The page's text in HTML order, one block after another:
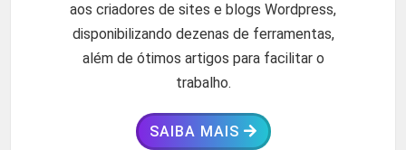
aos criadores de sites e blogs Wordpress,
disponibilizando dezenas de ferramentas,
além de ótimos artigos para facilitar o
trabalho.
SAIBA MAIS